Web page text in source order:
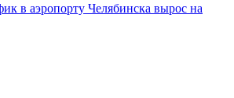
в аэропорту Челябинска вырос на